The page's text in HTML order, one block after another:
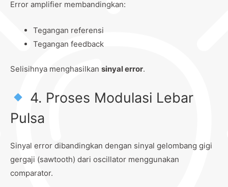
Error amplifier membandingkan:
Tegangan referensi
Tegangan feedback
Selisihnya menghasilkan sinyal error.
4. Proses Modulasi Lebar
Pulsa
Sinyal error dibandingkan dengan sinyal gelombang gigi
gergaji (sawtooth) dari oscillator menggunakan
comparator.